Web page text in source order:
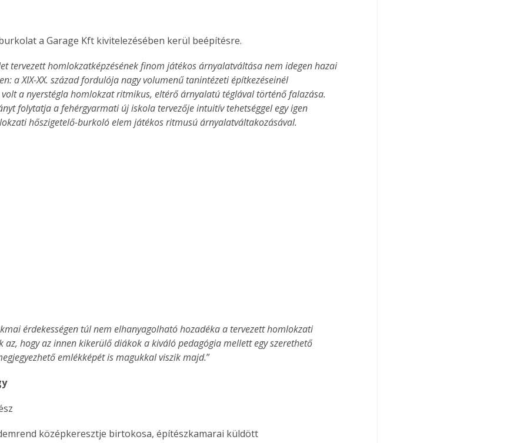
a Garage Kft kivitelezésében kerül beépítésre.
tervezett homlokzatképzésének finom játékos árnyalatváltása nem idegen hazai
a XIX-XX. század fordulója nagy volumenű tanintézeti építkezéseinél
a nyerstégla homlokzat ritmikus, eltérő árnyalatú téglával történő falazása.
folytatja a fehérgyarmati új iskola tervezője intuitív tehetséggel egy igen
hőszigetelő-burkoló elem játékos ritmusú árnyalatváltakozásával.
érdekességen túl nem elhanyagolható hozadéka a tervezett homlokzati
az, hogy az innen kikerülő diákok a kiváló pedagógia mellett egy szerethető
emlékképét is magukkal viszik majd.”
középkeresztje birtokosa, építészkamarai küldött